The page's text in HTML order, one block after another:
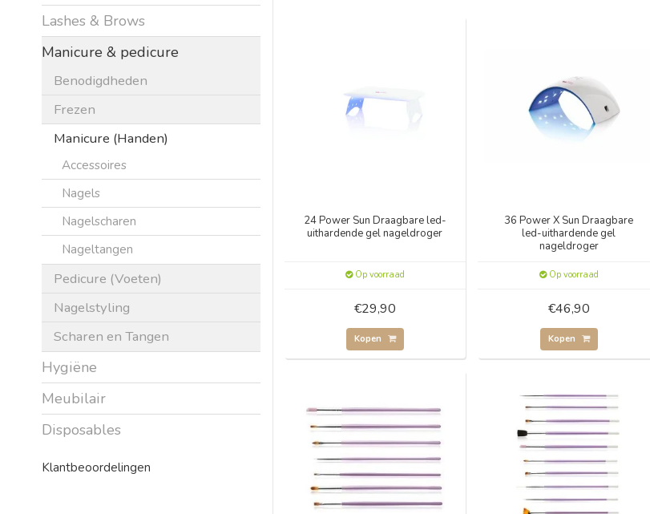
Lashes & Brows
Manicure & pedicure
Benodigdheden
Frezen
Manicure (Handen)
Accessoires
Nagels
Nagelscharen
Nageltangen
Pedicure (Voeten)
Nagelstyling
Scharen en Tangen
Hygiëne
Meubilair
Disposables
Klantbeoordelingen
24 Power Sun Draagbare led-
uithardende gel nageldroger
Op voorraad
€29,90
Kopen
36 Power X Sun Draagbare
led-uithardende gel
nageldroger
Op voorraad
€46,90
Kopen